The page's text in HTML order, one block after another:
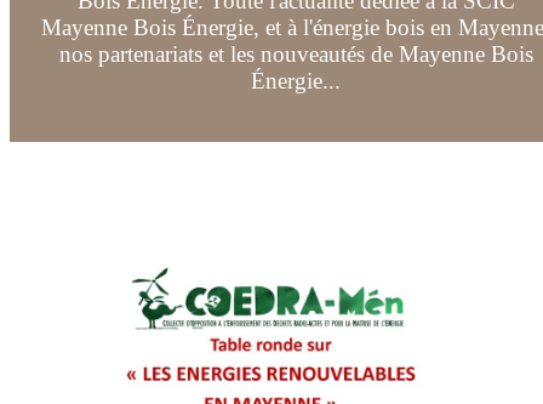
Mayenne Bois Énergie, et à l'énergie bois en
nos partenariats et les nouveautés de Mayenne Bois
Énergie...